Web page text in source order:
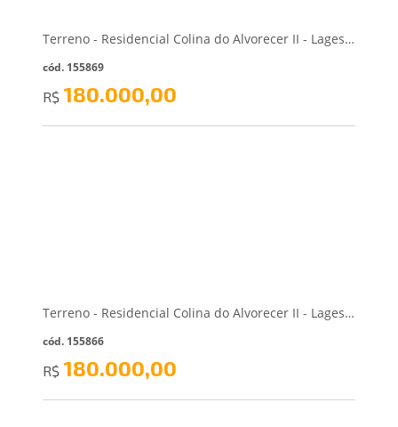
Terreno - Residencial Colina do Alvorecer II - Lages/SC
cód. 155869
R$ 180.000,00
Terreno - Residencial Colina do Alvorecer II - Lages/SC
cód. 155866
R$ 180.000,00